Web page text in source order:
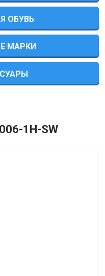
ОБУВЬ
МАРКИ
1H-SW